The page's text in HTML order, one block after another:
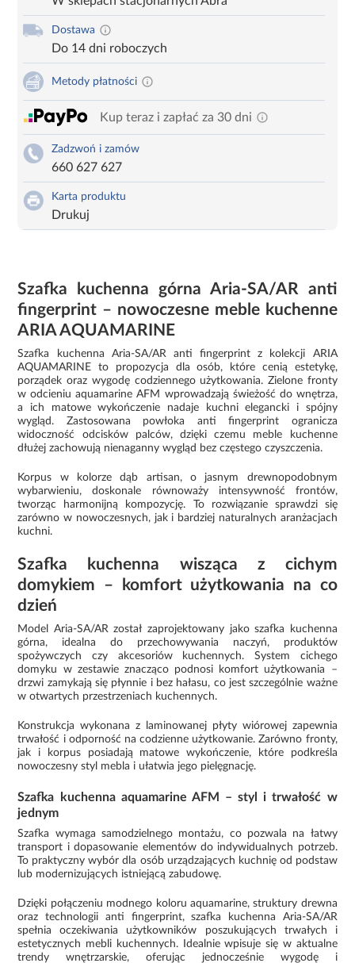
Dostawa
Do 14 dni roboczych
Metody płatności
Kup teraz i zapłać za 30 dni
Zadzwoń i zamów
660 627 627
Karta produktu
Drukuj
Szafka kuchenna górna Aria-SA/AR anti
fingerprint – nowoczesne meble kuchenne
ARIA AQUAMARINE
Szafka kuchenna Aria-SA/AR anti fingerprint z kolekcji ARIA
AQUAMARINE to propozycja dla osób, które cenią estetykę,
porządek oraz wygodę codziennego użytkowania. Zielone fronty
w odcieniu aquamarine AFM wprowadzają świeżość do wnętrza,
a ich matowe wykończenie nadaje kuchni elegancki i spójny
wygląd. Zastosowana powłoka anti fingerprint ogranicza
widoczność odcisków palców, dzięki czemu meble kuchenne
dłużej zachowują nienaganny wygląd bez częstego czyszczenia.
Korpus w kolorze dąb artisan, o jasnym drewnopodobnym
wybarwieniu, doskonale równoważy intensywność frontów,
tworząc harmonijną kompozycję. To rozwiązanie sprawdzi się
zarówno w nowoczesnych, jak i bardziej naturalnych aranżacjach
kuchni.
Szafka kuchenna wisząca z cichym
domykiem – komfort użytkowania na co
dzień
Model Aria-SA/AR został zaprojektowany jako szafka kuchenna
górna, idealna do przechowywania naczyń, produktów
spożywczych czy akcesoriów kuchennych. System cichego
domyku w zestawie znacząco podnosi komfort użytkowania –
drzwi zamykają się płynnie i bez hałasu, co jest szczególnie ważne
w otwartych przestrzeniach kuchennych.
Konstrukcja wykonana z laminowanej płyty wiórowej zapewnia
trwałość i odporność na codzienne użytkowanie. Zarówno fronty,
jak i korpus posiadają matowe wykończenie, które podkreśla
nowoczesny styl mebla i ułatwia jego pielęgnację.
Szafka kuchenna aquamarine AFM – styl i trwałość w
jednym
Szafka wymaga samodzielnego montażu, co pozwala na łatwy
transport i dopasowanie elementów do indywidualnych potrzeb.
To praktyczny wybór dla osób urządzających kuchnię od podstaw
lub modernizujących istniejącą zabudowę.
Dzięki połączeniu modnego koloru aquamarine, struktury drewna
oraz technologii anti fingerprint, szafka kuchenna Aria-SA/AR
spełnia oczekiwania użytkowników poszukujących trwałych i
estetycznych mebli kuchennych. Idealnie wpisuje się w aktualne
trendy wnętrzarskie, oferując jednocześnie wygodę i